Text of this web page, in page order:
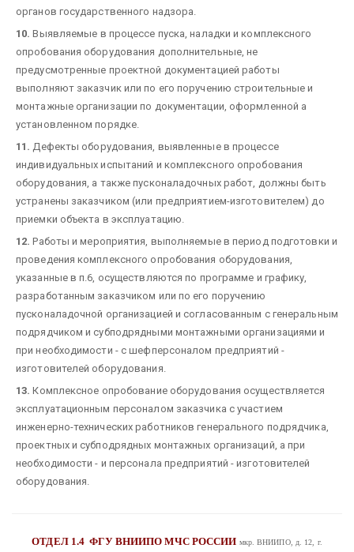
органов государственного надзора.
10.Выявляемые в процессе пуска, наладки и комплексного
опробования оборудования дополнительные, не
предусмотренные проектной документацией работы
выполняют заказчик или по его поручению строительные и
монтажные организации по документации, оформленной а
установленном порядке.
11. Дефекты оборудования, выявленные в процессе
индивидуальных испытаний и комплексного опробования
оборудования, а также пусконаладочных работ, должны быть
устранены заказчиком (или предприятием-изготовителем) до
приемки объекта в эксплуатацию.
12.Работы и мероприятия, выполняемые в период подготовки и
проведения комплексного опробования оборудования,
указанные в п.6, осуществляются по программе и графику,
разработанным заказчиком или по его поручению
пусконаладочной организацией и согласованным с генеральным
подрядчиком и субподрядными монтажными организациями и
при необходимости - с шефперсоналом предприятий -
изготовителей оборудования.
13. Комплексное опробование оборудования осуществляется
эксплуатационным персоналом заказчика с участием
инженерно-технических работников генерального подрядчика,
проектных и субподрядных монтажных организаций, а при
необходимости - и персонала предприятий - изготовителей
оборудования.
ОТДЕЛ 1.4ФГУ ВНИИПО МЧС РОССИИ мкр. ВНИИПО, д. 12, г.